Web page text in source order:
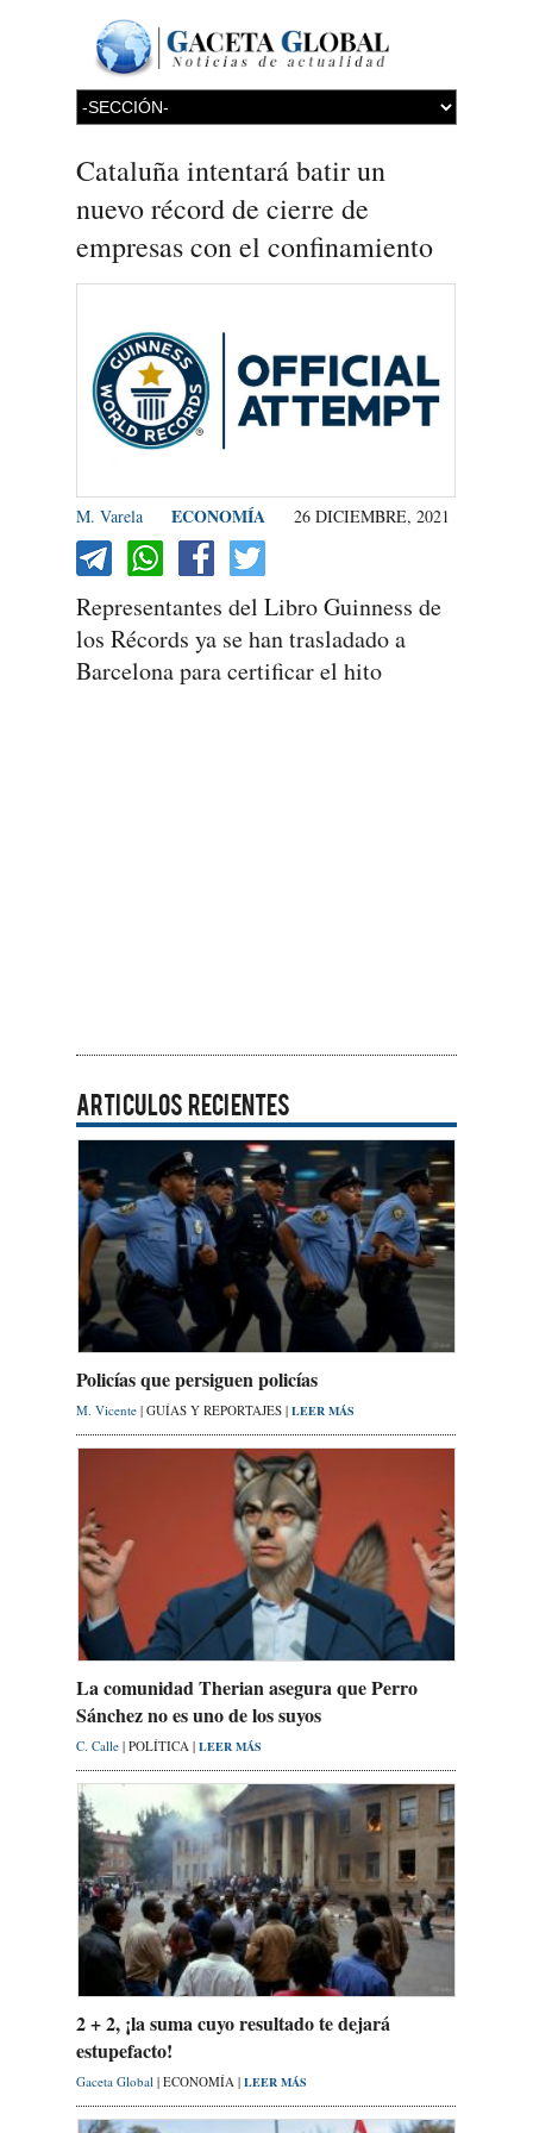
Cataluña intentará batir un
nuevo récord de cierre de
empresas con el confinamiento
M. Varela ECONOMÍA 26 DICIEMBRE, 2021
Representantes del Libro Guinness de
los Récords ya se han trasladado a
Barcelona para certificar el hito
ARTICULOS RECIENTES
Policías que persiguen policías
M. Vicente | GUÍAS Y REPORTAJES | LEER MÁS
La comunidad Therian asegura que Perro
Sánchez no es uno de los suyos
C. Calle | POLÍTICA | LEER MÁS
2 + 2, ¡la suma cuyo resultado te dejará
estupefacto!
Gaceta Global | ECONOMÍA | LEER MÁS